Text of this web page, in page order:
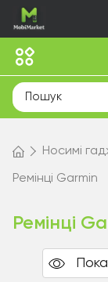
Носимі
Ремінці Garmin
Ремінці